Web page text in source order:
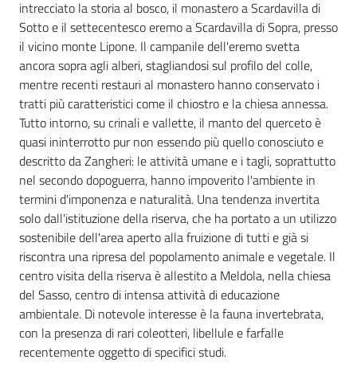
Leggi Atti Bandi
Piani Programmi
Progetti
intrecciato la storia al bosco, il monastero a Scardavilla di
Sotto e il settecentesco eremo a Scardavilla di Sopra, presso
il vicino monte Lipone. Il campanile dell'eremo svetta
ancora sopra agli alberi, stagliandosi sul profilo del colle,
mentre recenti restauri al monastero hanno conservato i
tratti più caratteristici come il chiostro e la chiesa annessa.
Tutto intorno, su crinali e vallette, il manto del querceto è
quasi ininterrotto pur non essendo più quello conosciuto e
descritto da Zangheri: le attività umane e i tagli, soprattutto
nel secondo dopoguerra, hanno impoverito l'ambiente in
termini d'imponenza e naturalità. Una tendenza invertita
solo dall'istituzione della riserva, che ha portato a un utilizzo
sostenibile dell'area aperto alla fruizione di tutti e già si
riscontra una ripresa del popolamento animale e vegetale. Il
centro visita della riserva è allestito a Meldola, nella chiesa
del Sasso, centro di intensa attività di educazione
ambientale. Di notevole interesse è la fauna invertebrata,
con la presenza di rari coleotteri, libellule e farfalle
recentemente oggetto di specifici studi.